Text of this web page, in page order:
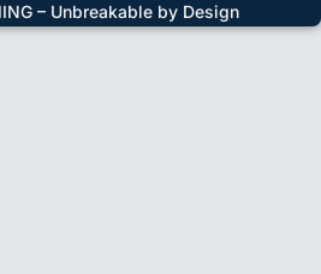
– Unbreakable by Design